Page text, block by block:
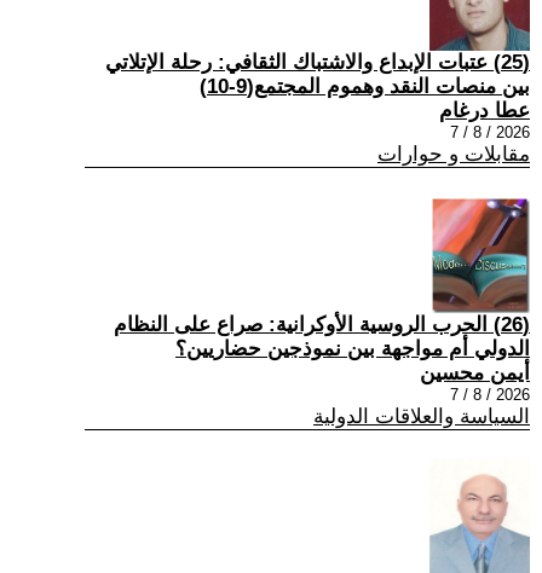
(25) عتبات الإبداع والاشتباك الثقافي: رحلة الإتلاتي
بين منصات النقد وهموم المجتمع(9-10)
عطا درغام
2026 / 8 / 7
مقابلات و حوارات
(26) الحرب الروسية الأوكرانية: صراع على النظام
الدولي أم مواجهة بين نموذجين حضاريين؟
أيمن محسين
2026 / 8 / 7
السياسة والعلاقات الدولية